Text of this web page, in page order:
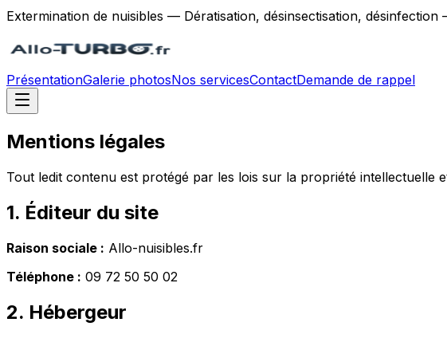
Extermination de nuisibles — Dératisation, désinsectisation,
PrésentationGalerie photosNos servicesContactDemande de rappel
Mentions légales
Tout ledit contenu est protégé par les lois sur la propriété intellectuelle
1. Éditeur du site
Raison sociale : Allo-nuisibles.fr
Téléphone : 09 72 50 50 02
2. Hébergeur